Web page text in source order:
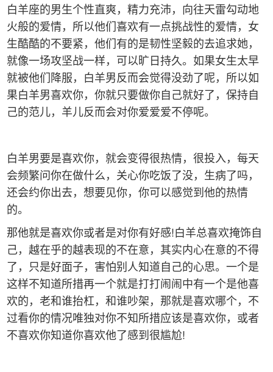
白羊座的男生个性直爽，精力充沛，向往天雷勾动地
火般的爱情，所以他们喜欢有一点挑战性的爱情，女
生酷酷的不要紧，他们有的是韧性坚毅的去追求她，
就像一场攻坚战一样，可以旷日持久。如果女生太早
就被他们降服，白羊男反而会觉得没劲了呢，所以如
果白羊男喜欢你，你就只要做你自己就好了，保持自
己的范儿，羊儿反而会对你爱爱爱不停呢。
白羊男要是喜欢你，就会变得很热情，很投入，每天
会频繁问你在做什么，关心你吃饭了没，生病了吗，
还会约你出去，想要见你，你可以感觉到他的热情
的。
那他就是喜欢你或者是对你有好感!白羊总喜欢掩饰自
己，越在乎的越表现的不在意，其实内心在意的不得
了，只是好面子，害怕别人知道自己的心思。一个是
这样不知道所措再一个就是打打闹闹中有一个是他喜
欢的，老和谁抬杠，和谁吵架，那就是喜欢哪个，不
过看你的情况唯独对你不知所措应该是喜欢你，或者
不喜欢你知道你喜欢他了感到很尴尬!